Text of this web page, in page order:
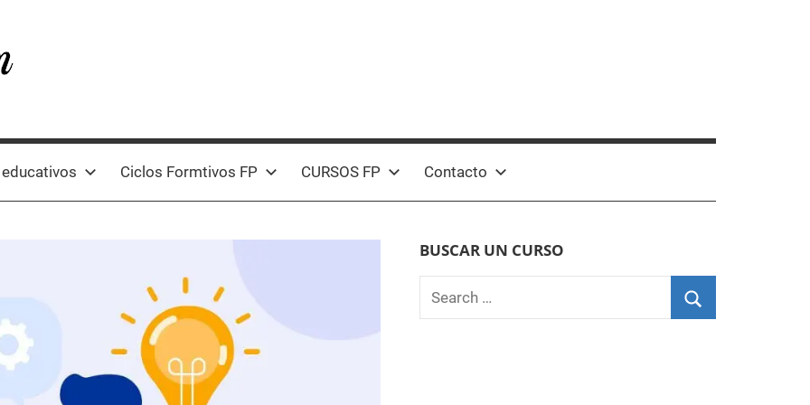
Ciclos Formtivos FP CURSOS FP Contacto
BUSCAR UN CURSO
Search
for: